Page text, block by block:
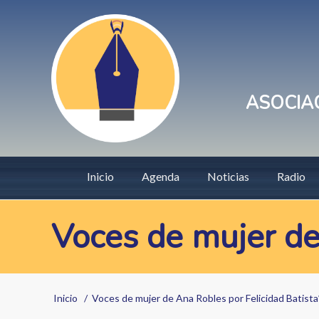
User
account
menu
Main
navigation
Inicio Agenda Noticias Radio
Voces de mujer
Sobrescribir
Inicio Voces de mujer de Ana Robles por Felicidad